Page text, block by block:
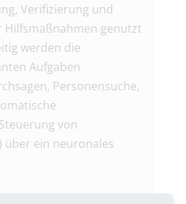
Verifizierung und
Hilfsmaßnahmen genutzt
werden die
Aufgaben
Personensuche,
von
über ein neuronales